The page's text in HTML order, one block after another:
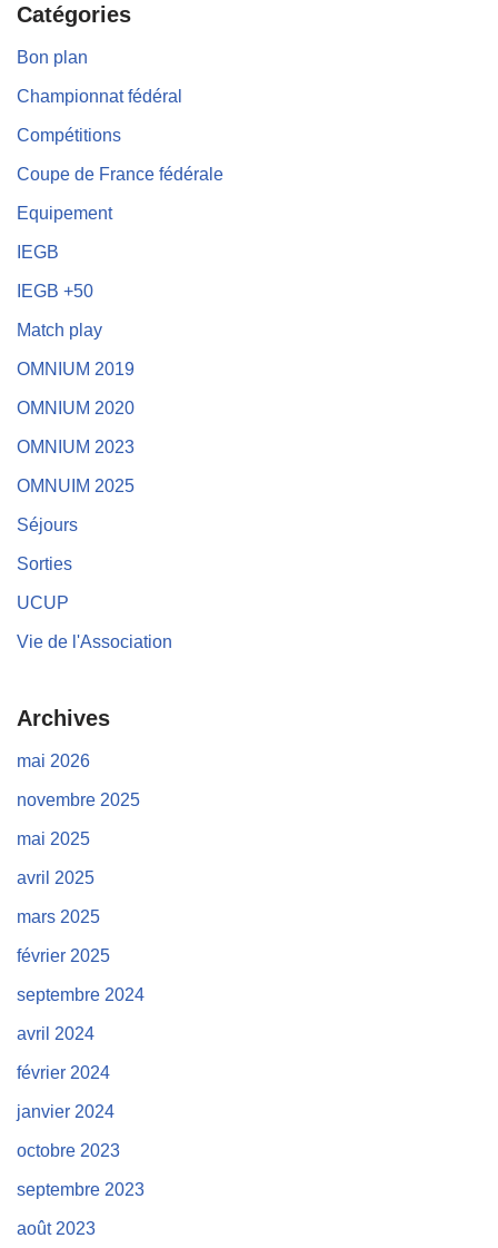
Catégories
Bon plan
Championnat fédéral
Compétitions
Coupe de France fédérale
Equipement
IEGB
IEGB +50
Match play
OMNIUM 2019
OMNIUM 2020
OMNIUM 2023
OMNUIM 2025
Séjours
Sorties
UCUP
Vie de l'Association
Archives
mai 2026
novembre 2025
mai 2025
avril 2025
mars 2025
février 2025
septembre 2024
avril 2024
février 2024
janvier 2024
octobre 2023
septembre 2023
août 2023